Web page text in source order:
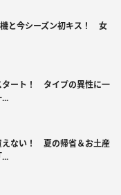
機と今シーズン初キス！ 女
タート！ タイプの異性に一
えない！ 夏の帰省＆お土産